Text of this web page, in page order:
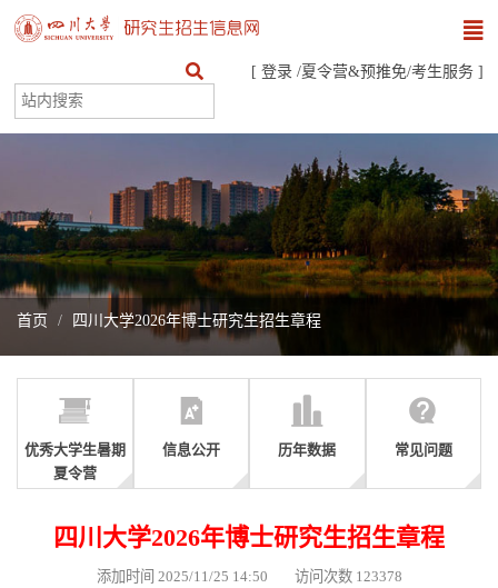
[ 登录 /夏令营&预推免/考生服务 ]
首页 四川大学2026年博士研究生招生章程
优秀大学生暑期
夏令营
信息公开 历年数据 常见问题
四川大学2026年博士研究生招生章程
添加时间 2025/11/25 14:50 访问次数 123378